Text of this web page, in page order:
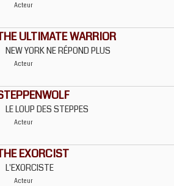
Acteur
ULTIMATE WARRIOR
NEW YORK NE RÉPOND PLUS
Acteur
LE LOUP DES STEPPES
Acteur
EXORCIST
L'EXORCISTE
Acteur